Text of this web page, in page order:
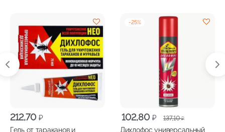
212,70 ₽
Гель от тараканов и
-25%
137,10₽
Первоначальная
цена
102,80 ₽
Текущая
цена:
Дихлофос универсальный